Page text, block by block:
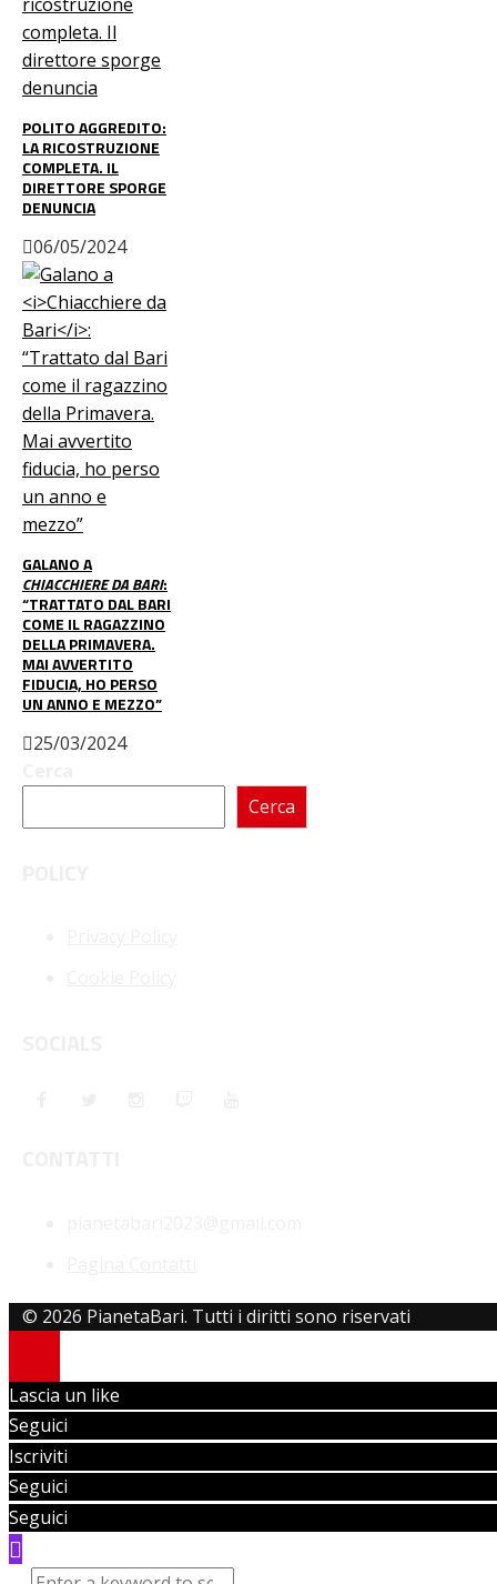
POLITO AGGREDITO:
LA RICOSTRUZIONE
COMPLETA. IL
DIRETTORE SPORGE
DENUNCIA
06/05/2024
GALANO A
CHIACCHIERE DA BARI:
“TRATTATO DAL BARI
COME IL RAGAZZINO
DELLA PRIMAVERA.
MAI AVVERTITO
FIDUCIA, HO PERSO
UN ANNO E MEZZO”
25/03/2024
Cerca
© 2026 PianetaBari. Tutti i diritti sono riservati
Lascia un like
Seguici
Iscriviti
Seguici
Seguici